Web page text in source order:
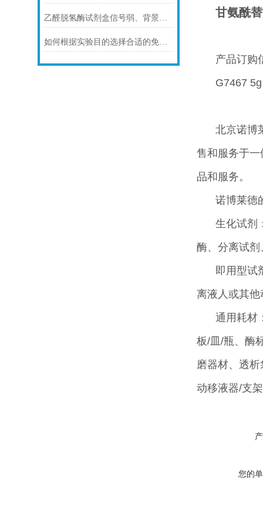
乙醛脱氢酶试剂盒信号弱、背景高、重复性差怎么办？
如何根据实验目的选择合适的免疫染色封闭剂
甘氨酰
产品订购
G7467
北京诺博
售和服务于
品和服务。
诺博莱德
生化试剂
酶、分离试
即用型试
离液人或其
通用耗材
板/皿/瓶、酶
磨器材、透
动移液器/支
您的